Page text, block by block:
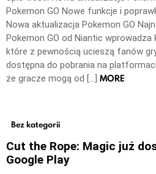
Pokemon GO Nowe funkcje i
Nowa aktualizacja Pokemon GO
Pokemon GO od Niantic wprowadza
które z pewnością ucieszą fanów
dostępna do pobrania na
że gracze mogą od […] MORE
Bez kategorii
Cut the Rope: Magic już
Google Play